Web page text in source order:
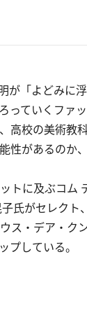
「よどみに浮
っていくファ
高校の美術教
性があるのか
トに及ぶコム
氏がセレクト
ス・デア・ク
している。